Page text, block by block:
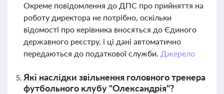
Окреме повідомлення до ДПС про прийняття на
роботу директора не потрібно, оскільки
відомості про керівника вносяться до Єдиного
державного реєстру, і ці дані автоматично
передаються до податкової служби. Джерело
Які наслідки звільнення головного тренера
футбольного клубу "Олександрія"?